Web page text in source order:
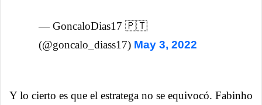
— GoncaloDias17 🇵🇹
(@goncalo_diass17) May 3, 2022
Y lo cierto es que el estratega no se equivocó. Fabinho